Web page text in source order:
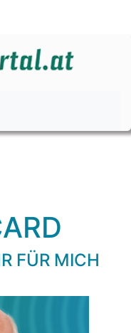
FÜR MICH